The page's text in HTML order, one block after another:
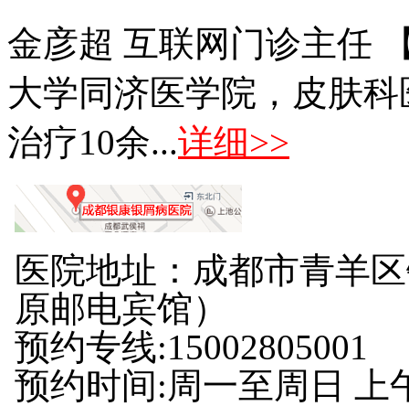
金彦超 互联网门诊主任
大学同济医学院，皮肤
治疗10余...详细>>
医院地址：成都市青羊
原邮电宾馆）
预约专线:15002805001
预约时间:周一至周日 上